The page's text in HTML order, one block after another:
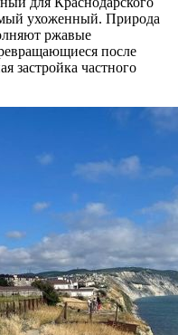
ухоженный. Природа
ржавые
после
застройка частного